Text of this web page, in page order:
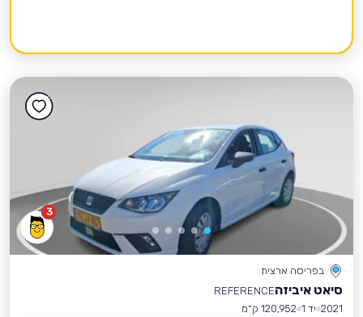
3
בפריסה ארצית
סיאט איביזהREFERENCE
2021 יד 1
120,952 ק״מ